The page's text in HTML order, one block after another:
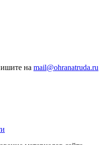
на mail@ohranatruda.ru